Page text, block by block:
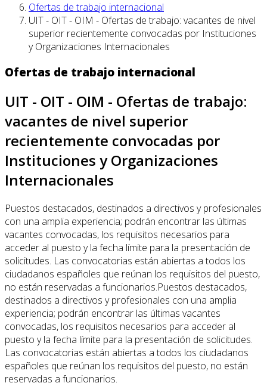
Ofertas de trabajo internacional
UIT - OIT - OIM - Ofertas de trabajo: vacantes de nivel
superior recientemente convocadas por Instituciones
y Organizaciones Internacionales
Ofertas de trabajo internacional
UIT - OIT - OIM - Ofertas de trabajo:
vacantes de nivel superior
recientemente convocadas por
Instituciones y Organizaciones
Internacionales
Puestos destacados, destinados a directivos y profesionales
con una amplia experiencia; podrán encontrar las últimas
vacantes convocadas, los requisitos necesarios para
acceder al puesto y la fecha límite para la presentación de
solicitudes. Las convocatorias están abiertas a todos los
ciudadanos españoles que reúnan los requisitos del puesto,
no están reservadas a funcionarios.Puestos destacados,
destinados a directivos y profesionales con una amplia
experiencia; podrán encontrar las últimas vacantes
convocadas, los requisitos necesarios para acceder al
puesto y la fecha límite para la presentación de solicitudes.
Las convocatorias están abiertas a todos los ciudadanos
españoles que reúnan los requisitos del puesto, no están
reservadas a funcionarios.